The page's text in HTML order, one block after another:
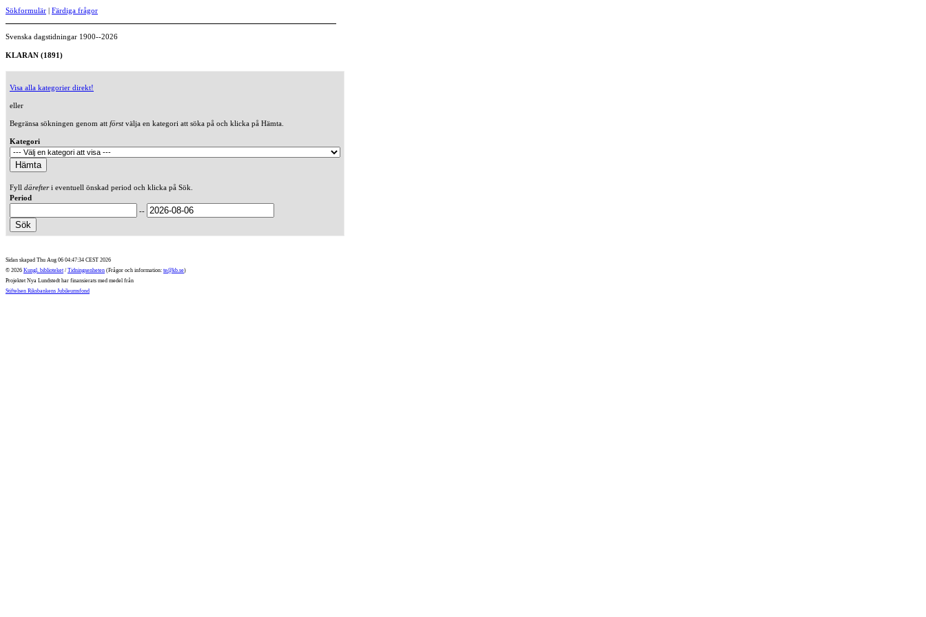
Sökformulär | Färdiga frågor
Svenska dagstidningar 1900--2026
KLARAN (1891)
Visa alla kategorier direkt!
eller
Begränsa sökningen genom att förstvälja en kategori att söka på och klicka på Hämta.
Kategori
Fyll därefteri eventuell önskad period och klicka på Sök.
Period
--
Sidan skapad Thu Aug 06 04:47:34 CEST 2026
© 2026 Kungl. biblioteket / Tidningsenheten (Frågor och information: te@kb.se)
Projektet Nya Lundstedt har finansierats med medel från
Stiftelsen Riksbankens Jubileumsfond